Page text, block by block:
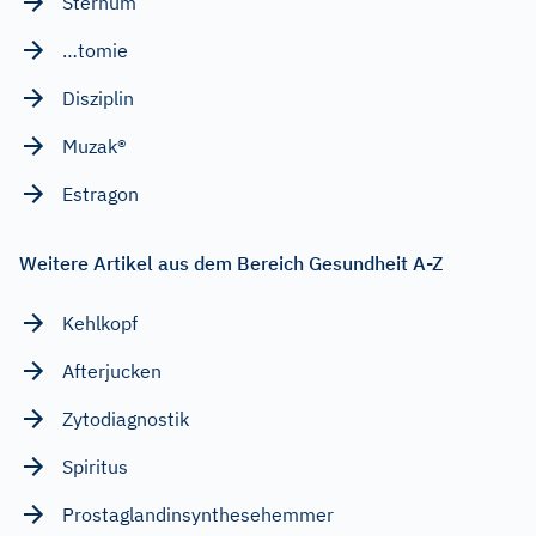
…tomie
Disziplin
Muzak®
Estragon
Weitere Artikel aus dem Bereich Gesundheit A-Z
Kehlkopf
Afterjucken
Zytodiagnostik
Spiritus
Prostaglandinsynthesehemmer